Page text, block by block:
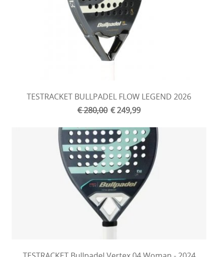
TESTRACKET BULLPADEL FLOW LEGEND 2026
€ 280,00 € 249,99